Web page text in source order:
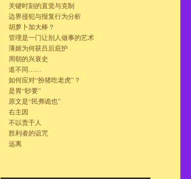
关键时刻的直觉与克制
边界侵犯与报复行为分析
胡萝卜加大棒？
管理是一门让别人做事的艺术
薄姬为何获吕后庇护
周朝的兴衰史
道不同……
如何应对“扮猪吃老虎”？
是胃“眇要”
原文是“民弗诡也”
右主因
不以责于人
胜利者的诅咒
远离